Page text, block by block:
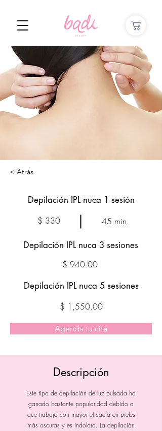
< Atrás
Depilación IPL nuca 1 sesión
$ 330
45 min.
Depilación IPL nuca 3 sesiones
$ 940.00
Depilación IPL nuca 5 sesiones
$ 1,550.00
Agenda tu cita
Descripción
Este tipo de depilación de luz pulsada ha
ganado bastante popularidad debido a
que trabaja con mayor eficacia en pieles
más oscuras y es indolora. La depilación